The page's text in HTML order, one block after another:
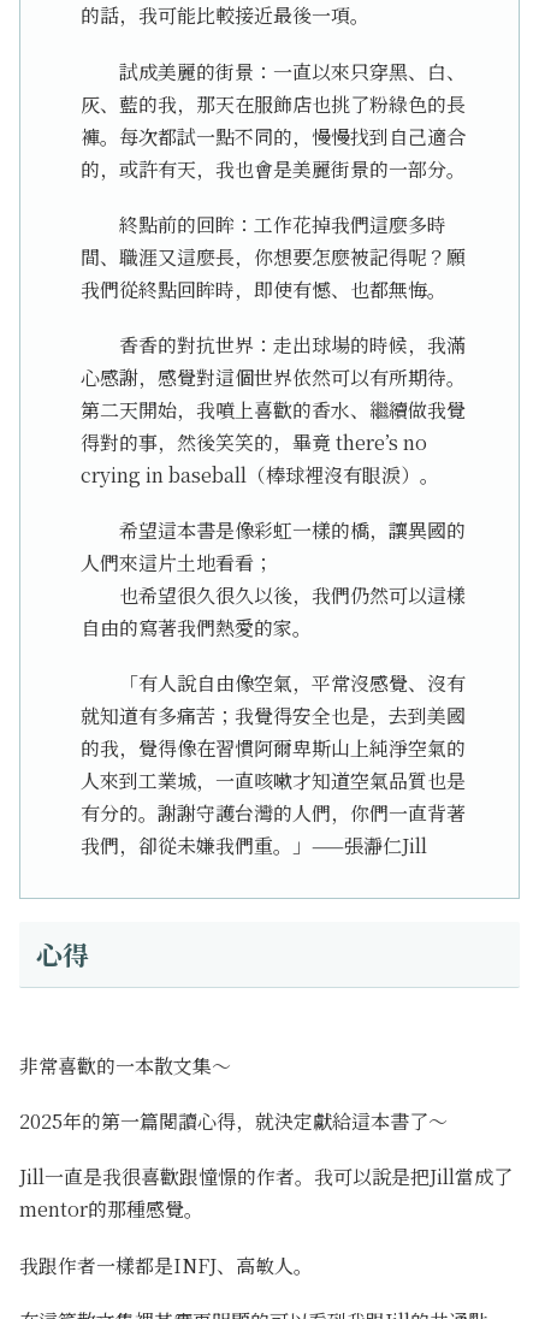
的話，我可能比較接近最後一項。
試成美麗的街景：一直以來只穿黑、白、
灰、藍的我，那天在服飾店也挑了粉綠色的長
褲。每次都試一點不同的，慢慢找到自己適合
的，或許有天，我也會是美麗街景的一部分。
終點前的回眸：工作花掉我們這麼多時
間、職涯又這麼長，你想要怎麼被記得呢？願
我們從終點回眸時，即使有憾、也都無悔。
香香的對抗世界：走出球場的時候，我滿
心感謝，感覺對這個世界依然可以有所期待。
第二天開始，我噴上喜歡的香水、繼續做我覺
得對的事，然後笑笑的，畢竟 there’s no
crying in baseball（棒球裡沒有眼淚）。
希望這本書是像彩虹一樣的橋，讓異國的
人們來這片土地看看；
也希望很久很久以後，我們仍然可以這樣
自由的寫著我們熱愛的家。
「有人說自由像空氣，平常沒感覺、沒有
就知道有多痛苦；我覺得安全也是，去到美國
的我，覺得像在習慣阿爾卑斯山上純淨空氣的
人來到工業城，一直咳嗽才知道空氣品質也是
有分的。謝謝守護台灣的人們，你們一直背著
我們，卻從未嫌我們重。」——張瀞仁Jill
心得
非常喜歡的一本散文集～
2025年的第一篇閱讀心得，就決定獻給這本書了～
Jill一直是我很喜歡跟憧憬的作者。我可以說是把Jill當成了
mentor的那種感覺。
我跟作者一樣都是INFJ、高敏人。